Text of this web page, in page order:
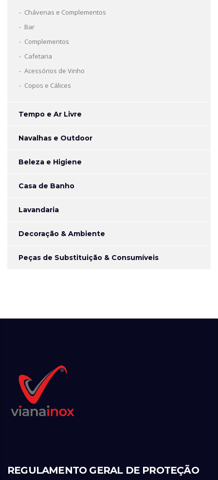
Chávenas e Complementos
Bar
Complementos
Cafetaria
Acessórios de Vinho
Copos e Cálices
Tempo e Ar Livre
Navalhas e Outdoor
Beleza e Higiene
Casa de Banho
Lavandaria
Decoração & Ambiente
Peças de Substituição & Consumíveis
REGULAMENTO GERAL DE PROTEÇÃO